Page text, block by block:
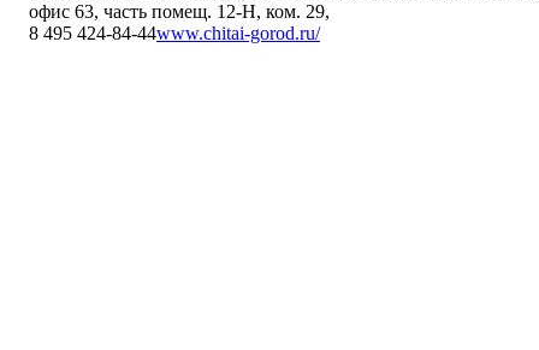
офис 63, часть помещ. 12-Н, ком. 29,
8 495 424-84-44www.chitai-gorod.ru/